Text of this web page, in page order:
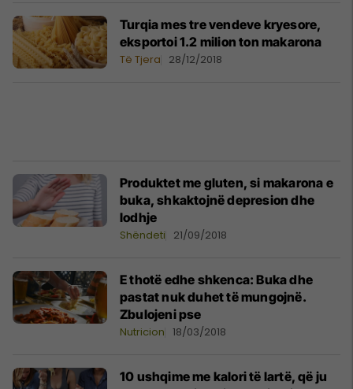
Turqia mes tre vendeve kryesore,
eksportoi 1.2 milion ton makarona
Të Tjera 28/12/2018
Produktet me gluten, si makarona e
buka, shkaktojnë depresion dhe
lodhje
Shëndeti 21/09/2018
E thotë edhe shkenca: Buka dhe
pastat nuk duhet të mungojnë.
Zbulojeni pse
Nutricion 18/03/2018
10 ushqime me kalori të lartë, që ju